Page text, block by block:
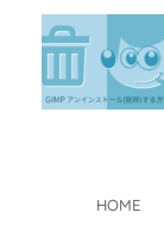
HOME